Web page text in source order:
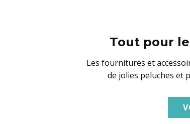
Tout pour
Les fournitures et
de jolies peluches et